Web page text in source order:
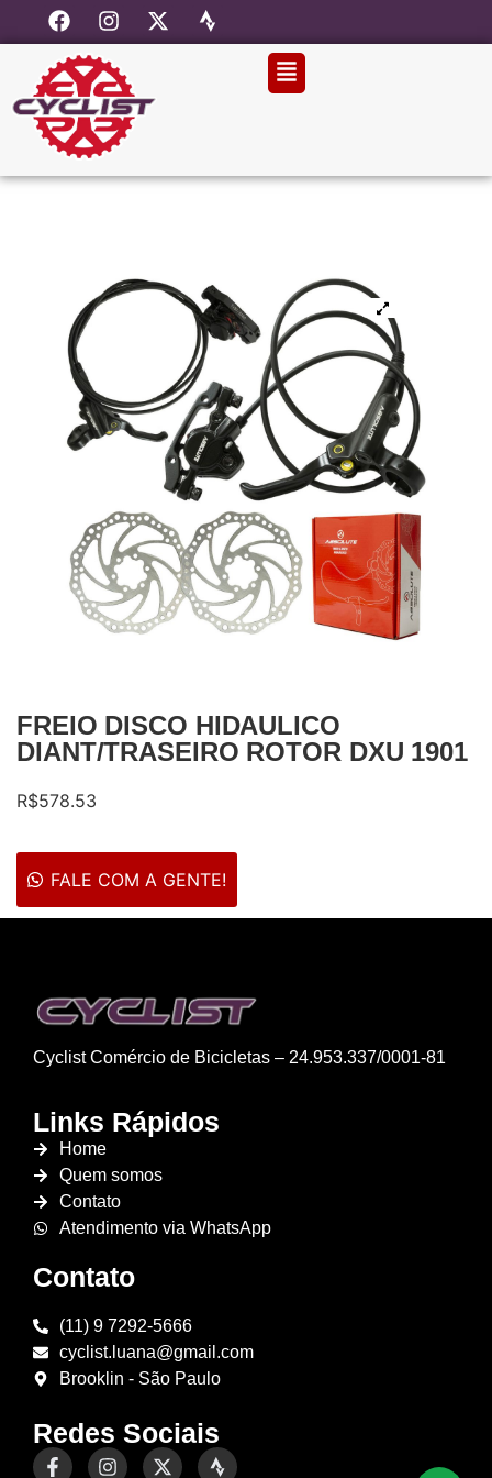
FREIO DISCO HIDAULICO
DIANT/TRASEIRO ROTOR DXU 1901
R$578.53
FALE COM A GENTE!
Cyclist Comércio de Bicicletas – 24.953.337/0001-81
Links Rápidos
Home
Quem somos
Contato
Atendimento via WhatsApp
Contato
(11) 9 7292-5666
cyclist.luana@gmail.com
Brooklin - São Paulo
Redes Sociais